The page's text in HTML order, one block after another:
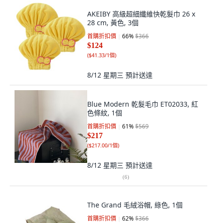
AKEIBY 高級超細纖維快乾髮巾 26 x
28 cm, 黃色, 3個
首購折扣價 66%$366
$124
($41.33/1個)
8/12 星期三 預計送達
Blue Modern 乾髮毛巾 ET02033, 紅
色條紋, 1個
首購折扣價 61%$569
$217
($217.00/1個)
8/12 星期三 預計送達
(6)
The Grand 毛絨浴帽, 綠色, 1個
首購折扣價 62%$366